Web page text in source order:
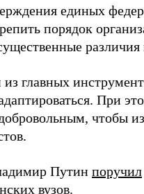
единых
порядок
главных
При
чтобы
Путин поручил
вузов.